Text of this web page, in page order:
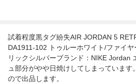
試着程度黒タグ紛失AIR JORDAN 5
DA1911-102 トゥルーホワイト/ファイ
リックシルバーブランド：NIKE Jordan
ュ部分がやや日焼けしてしまっています
ので出品します。